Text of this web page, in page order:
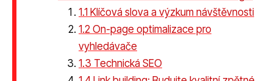
1.1 Klíčová slova a výzkum návštěvnosti
1.2 On-page optimalizace pro
vyhledávače
1.3 Technická SEO